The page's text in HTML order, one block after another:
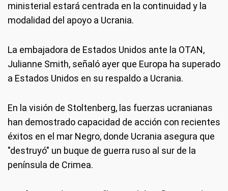
ministerial estará centrada en la continuidad y la
modalidad del apoyo a Ucrania.
La embajadora de Estados Unidos ante la OTAN,
Julianne Smith, señaló ayer que Europa ha superado
a Estados Unidos en su respaldo a Ucrania.
En la visión de Stoltenberg, las fuerzas ucranianas
han demostrado capacidad de acción con recientes
éxitos en el mar Negro, donde Ucrania asegura que
"destruyó" un buque de guerra ruso al sur de la
península de Crimea.